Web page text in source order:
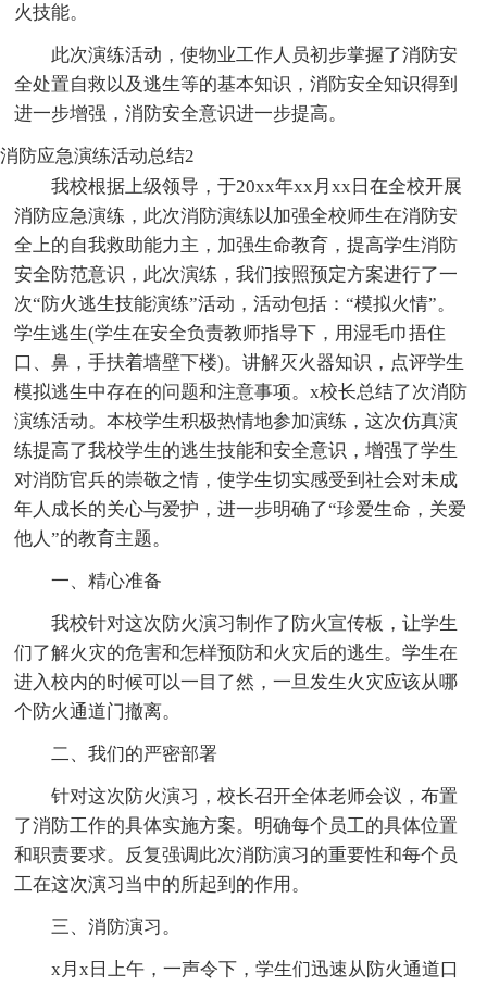
火技能。
此次演练活动，使物业工作人员初步掌握了消防安
全处置自救以及逃生等的基本知识，消防安全知识得到
进一步增强，消防安全意识进一步提高。
消防应急演练活动总结2
我校根据上级领导，于20xx年xx月xx日在全校开展
消防应急演练，此次消防演练以加强全校师生在消防安
全上的自我救助能力主，加强生命教育，提高学生消防
安全防范意识，此次演练，我们按照预定方案进行了一
次“防火逃生技能演练”活动，活动包括：“模拟火情”。
学生逃生(学生在安全负责教师指导下，用湿毛巾捂住
口、鼻，手扶着墙壁下楼)。讲解灭火器知识，点评学生
模拟逃生中存在的问题和注意事项。x校长总结了次消防
演练活动。本校学生积极热情地参加演练，这次仿真演
练提高了我校学生的逃生技能和安全意识，增强了学生
对消防官兵的崇敬之情，使学生切实感受到社会对未成
年人成长的关心与爱护，进一步明确了“珍爱生命，关爱
他人”的教育主题。
一、精心准备
我校针对这次防火演习制作了防火宣传板，让学生
们了解火灾的危害和怎样预防和火灾后的逃生。学生在
进入校内的时候可以一目了然，一旦发生火灾应该从哪
个防火通道门撤离。
二、我们的严密部署
针对这次防火演习，校长召开全体老师会议，布置
了消防工作的具体实施方案。明确每个员工的具体位置
和职责要求。反复强调此次消防演习的重要性和每个员
工在这次演习当中的所起到的作用。
三、消防演习。
x月x日上午，一声令下，学生们迅速从防火通道口